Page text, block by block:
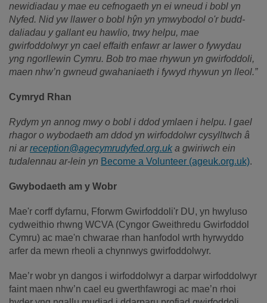
newidiadau y mae eu cefnogaeth yn ei wneud i bobl yn
Nyfed. Nid yw llawer o bobl hŷn yn ymwybodol o'r budd-
daliadau y gallant eu hawlio, trwy helpu, mae
gwirfoddolwyr yn cael effaith enfawr ar lawer o fywydau
yng ngorllewin Cymru. Bob tro mae rhywun yn gwirfoddoli,
maen nhw’n gwneud gwahaniaeth i fywyd rhywun yn lleol.”
Cymryd Rhan
Rydym yn annog mwy o bobl i ddod ymlaen i helpu. I gael
rhagor o wybodaeth am ddod yn wirfoddolwr cysylltwch â
ni arreception@agecymrudyfed.org.uka gwiriwch ein
tudalennau ar-lein yn Become a Volunteer (ageuk.org.uk).
Gwybodaeth am y Wobr
Mae'r corff dyfarnu, Fforwm Gwirfoddoli'r DU, yn hwyluso
cydweithio rhwng WCVA (Cyngor Gweithredu Gwirfoddol
Cymru) ac mae'n chwarae rhan hanfodol wrth hyrwyddo
arfer da mewn rheoli a chynnwys gwirfoddolwyr.
Mae’r wobr yn dangos i wirfoddolwyr a darpar wirfoddolwyr
faint maen nhw’n cael eu gwerthfawrogi ac mae’n rhoi